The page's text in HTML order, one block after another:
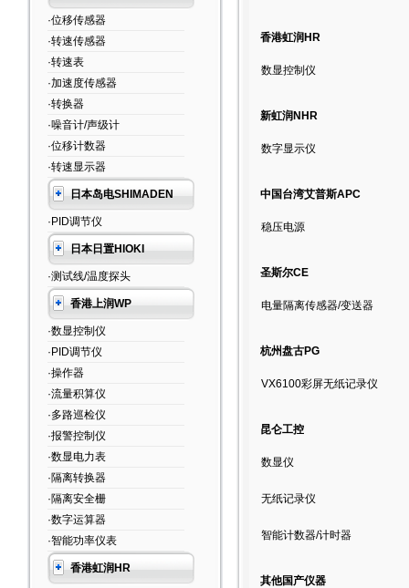
·位移传感器
·转速传感器
·转速表
·加速度传感器
·转换器
·噪音计/声级计
·位移计数器
·转速显示器
日本岛电SHIMADEN
·PID调节仪
日本日置HIOKI
·测试线/温度探头
香港上润WP
·数显控制仪
·PID调节仪
·操作器
·流量积算仪
·多路巡检仪
·报警控制仪
·数显电力表
·隔离转换器
·隔离安全栅
·数字运算器
·智能功率仪表
香港虹润HR
香港虹润HR
数显控制仪
新虹润NHR
数字显示仪
中国台湾艾普斯APC
稳压电源
圣斯尔CE
电量隔离传感器/变送器
杭州盘古PG
VX6100彩屏无纸记录仪
昆仑工控
数显仪
无纸记录仪
智能计数器/计时器
其他国产仪器